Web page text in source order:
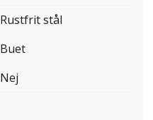
Rustfrit stål
Buet
Nej